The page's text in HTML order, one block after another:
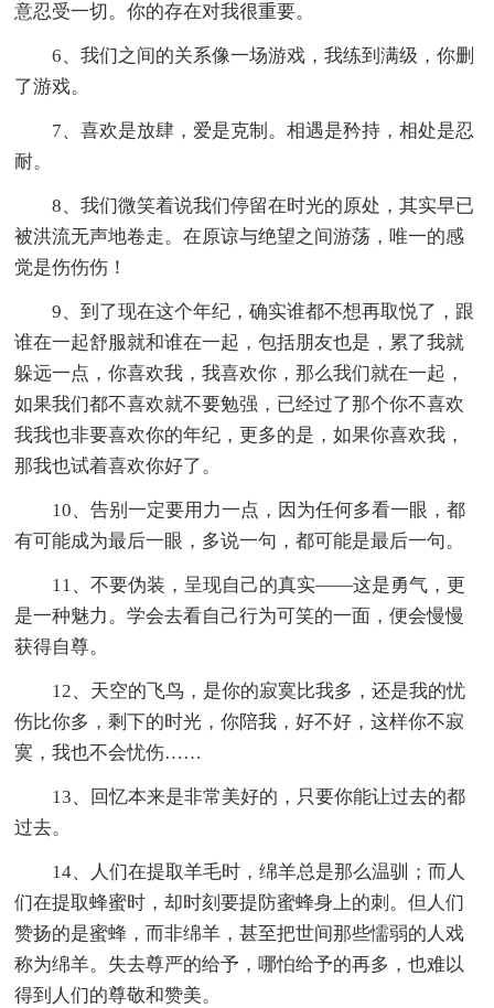
意忍受一切。你的存在对我很重要。
6、我们之间的关系像一场游戏，我练到满级，你删
了游戏。
7、喜欢是放肆，爱是克制。相遇是矜持，相处是忍
耐。
8、我们微笑着说我们停留在时光的原处，其实早已
被洪流无声地卷走。在原谅与绝望之间游荡，唯一的感
觉是伤伤伤！
9、到了现在这个年纪，确实谁都不想再取悦了，跟
谁在一起舒服就和谁在一起，包括朋友也是，累了我就
躲远一点，你喜欢我，我喜欢你，那么我们就在一起，
如果我们都不喜欢就不要勉强，已经过了那个你不喜欢
我我也非要喜欢你的年纪，更多的是，如果你喜欢我，
那我也试着喜欢你好了。
10、告别一定要用力一点，因为任何多看一眼，都
有可能成为最后一眼，多说一句，都可能是最后一句。
11、不要伪装，呈现自己的真实——这是勇气，更
是一种魅力。学会去看自己行为可笑的一面，便会慢慢
获得自尊。
12、天空的飞鸟，是你的寂寞比我多，还是我的忧
伤比你多，剩下的时光，你陪我，好不好，这样你不寂
寞，我也不会忧伤……
13、回忆本来是非常美好的，只要你能让过去的都
过去。
14、人们在提取羊毛时，绵羊总是那么温驯；而人
们在提取蜂蜜时，却时刻要提防蜜蜂身上的刺。但人们
赞扬的是蜜蜂，而非绵羊，甚至把世间那些懦弱的人戏
称为绵羊。失去尊严的给予，哪怕给予的再多，也难以
得到人们的尊敬和赞美。